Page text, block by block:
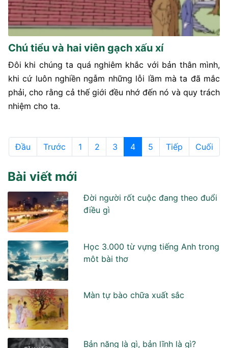
Chú tiểu và hai viên gạch xấu xí
Đôi khi chúng ta quá nghiêm khắc với bản thân mình,
khi cứ luôn nghiền ngẫm những lỗi lầm mà ta đã mắc
phải, cho rằng cả thế giới đều nhớ đến nó và quy trách
nhiệm cho ta.
Đầu Trước 1 2 3 4 5 Tiếp Cuối
Bài viết mới
Đời người rốt cuộc đang theo đuổi
điều gì
Học 3.000 từ vựng tiếng Anh trong
môt bài thơ
Màn tự bào chữa xuất sắc
Bản năng là gì, bản lĩnh là gì?